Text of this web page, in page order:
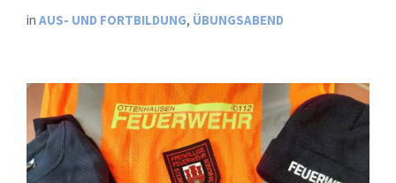
in AUS- UND FORTBILDUNG, ÜBUNGSABEND